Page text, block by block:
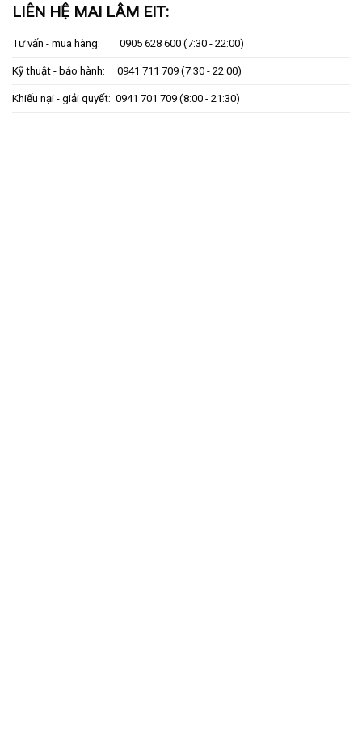
LIÊN HỆ MAI LÂM EIT:
Tư vấn - mua hàng: 0905 628 600 (7:30 - 22:00)
Kỹ thuật - bảo hành: 0941 711 709 (7:30 - 22:00)
Khiếu nại - giải quyết: 0941 701 709 (8:00 - 21:30)